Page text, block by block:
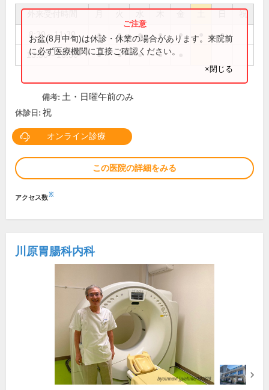
祝
8:30～11:30 ● ● ● ● ● ●
13:30～16:30 ● ● ● ●
お盆(8月中旬)は休診・休業の場合があります。来院前
に必ず医療機関に直接ご確認ください。
×閉じる
備考: 土・日曜午前のみ
休診日: 祝
オンライン診療
この医院の詳細をみる
アクセス数※
川原胃腸科内科